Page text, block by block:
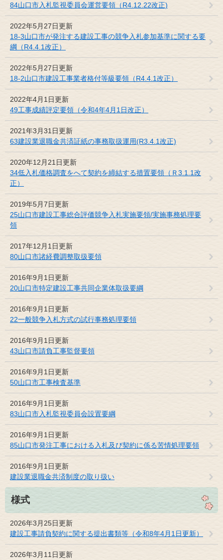
84山口市入札監視委員会運営要領（R4.12.22改正)
2022年5月27日更新
18-3山口市が発注する建設工事の競争入札参加基準に関する要
綱（R4.4.1改正）
2022年5月27日更新
18-2山口市建設工事業者格付等級要領（R4.4.1改正）
2022年4月1日更新
49工事成績評定要領（令和4年4月1日改正）
2021年3月31日更新
63建設業退職金共済証紙の事務取扱運用(R3.4.1改正)
2020年12月21日更新
34低入札価格調査をへて契約を締結する措置要領（Ｒ3.1.1改
正）
2019年5月7日更新
25山口市建設工事総合評価競争入札実施要領/実施事務処理要
領
2017年12月1日更新
80山口市諸経費調整取扱要領
2016年9月1日更新
20山口市特定建設工事共同企業体取扱要綱
2016年9月1日更新
22一般競争入札方式の試行事務処理要領
2016年9月1日更新
43山口市請負工事監督要領
2016年9月1日更新
50山口市工事検査基準
2016年9月1日更新
83山口市入札監視委員会設置要綱
2016年9月1日更新
85山口市発注工事における入札及び契約に係る苦情処理要領
2016年9月1日更新
建設業退職金共済制度の取り扱い
様式
2026年3月25日更新
建設工事請負契約に関する提出書類等（令和8年4月1日更新）
2026年3月11日更新